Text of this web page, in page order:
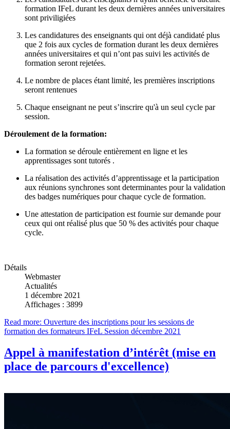
formation IFeL durant les deux dernières années universitaires
sont priviligiées
Les candidatures des enseignants qui ont déjà candidaté plus
que 2 fois aux cycles de formation durant les deux dernières
années universitaires et qui n’ont pas suivi les activités de
formation seront rejetées.
Le nombre de places étant limité, les premières inscriptions
seront rentenues
Chaque enseignant ne peut s’inscrire qu'à un seul cycle par
session.
Déroulement de la formation:
La formation se déroule entièrement en ligne et les
apprentissages sont tutorés .
La réalisation des activités d’apprentissage et la participation
aux réunions synchrones sont determinantes pour la validation
des badges numériques pour chaque cycle de formation.
Une attestation de participation est fournie sur demande pour
ceux qui ont réalisé plus que 50 % des activités pour chaque
cycle.
Détails
Webmaster
Actualités
1 décembre 2021
Affichages : 3899
Read more: Ouverture des inscriptions pour les sessions de
formation des formateurs IFeL Session décembre 2021
Appel à manifestation d’intérêt (mise en
place de parcours d'excellence)